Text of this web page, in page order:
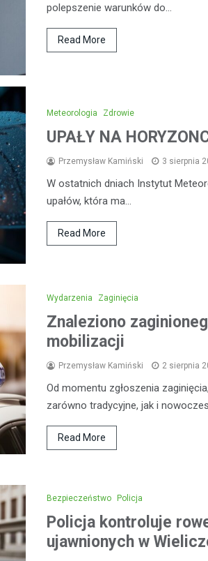
polepszenie warunków do…
Read More
Meteorologia Zdrowie
UPAŁY NA
Przemysław Kamiński 3 sierpnia
W ostatnich dniach Instytut
upałów, która ma…
Read More
Wydarzenia Zaginięcia
Znaleziono
mobilizacji
Przemysław Kamiński 2 sierpnia
Od momentu zgłoszenia
zarówno tradycyjne, jak i
Read More
Bezpieczeństwo Policja
Policja kontroluje
ujawnionych w